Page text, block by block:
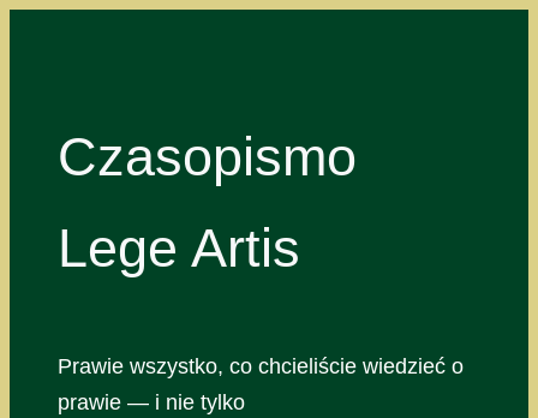
Czasopismo
Lege Artis
Prawie wszystko, co chcieliście wiedzieć o
prawie — i nie tylko